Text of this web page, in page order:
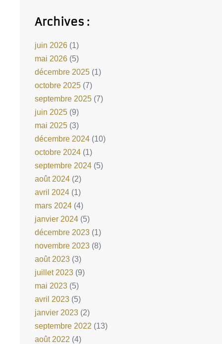
Archives :
juin 2026 (1)
mai 2026 (5)
décembre 2025 (1)
octobre 2025 (7)
septembre 2025 (7)
juin 2025 (9)
mai 2025 (3)
décembre 2024 (10)
octobre 2024 (1)
septembre 2024 (5)
août 2024 (2)
avril 2024 (1)
mars 2024 (4)
janvier 2024 (5)
décembre 2023 (1)
novembre 2023 (8)
août 2023 (3)
juillet 2023 (9)
mai 2023 (5)
avril 2023 (5)
janvier 2023 (2)
septembre 2022 (13)
août 2022 (4)